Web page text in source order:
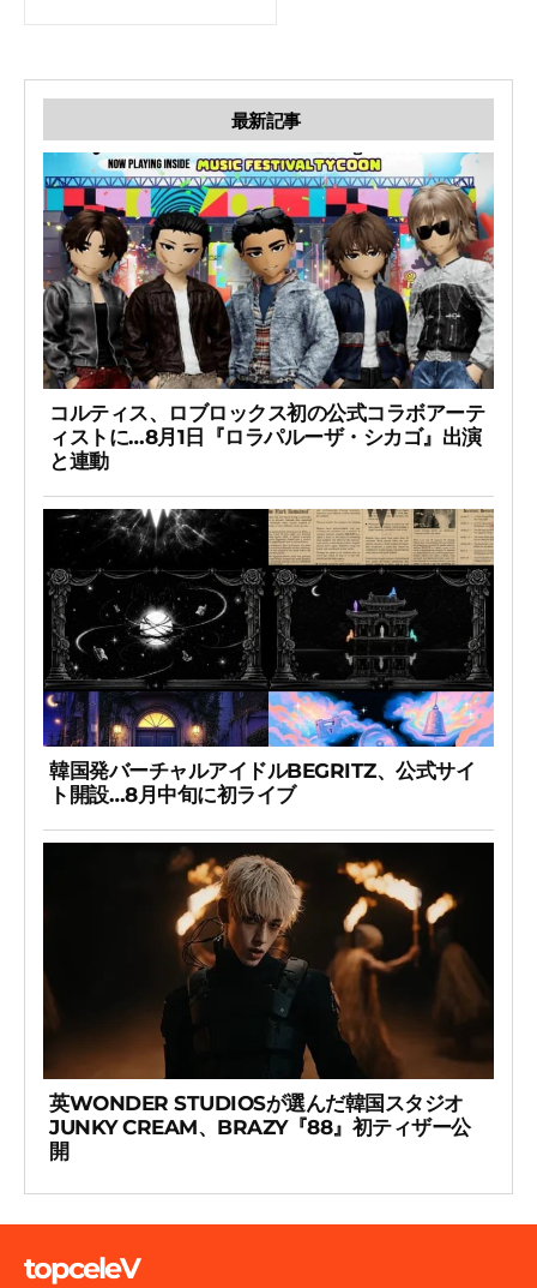
最新記事
コルティス、ロブロックス初の公式コラボアーテ
ィストに…8月1日『ロラパルーザ・シカゴ』出演
と連動
韓国発バーチャルアイドルBEGRITZ、公式サイ
ト開設…8月中旬に初ライブ
英WONDER STUDIOSが選んだ韓国スタジオ
JUNKY CREAM、BRAZY『88』初ティザー公
開
topceleV